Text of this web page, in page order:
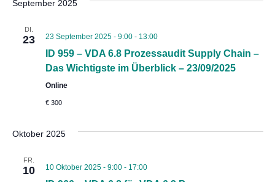
September 2025
DI.
23 23 September 2025 - 9:00- 13:00
ID 959 – VDA 6.8 Prozessaudit Supply Chain –
Das Wichtigste im Überblick – 23/09/2025
Online
€ 300
Oktober 2025
FR.
10 10 Oktober 2025 - 9:00- 17:00